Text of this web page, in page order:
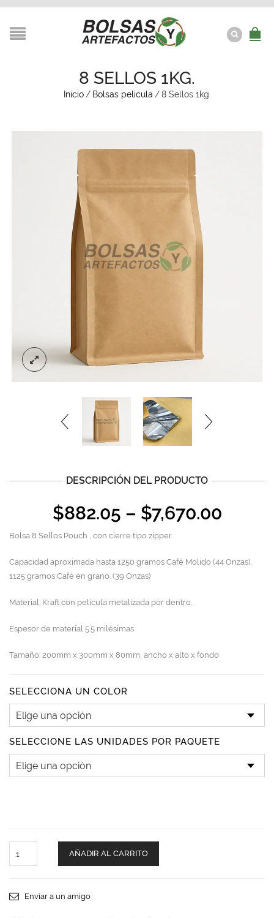
8 SELLOS 1KG.
Inicio / Bolsas pelicula / 8 Sellos 1kg.
DESCRIPCIÓN DEL PRODUCTO
$882.05 – $7,670.00
Bolsa 8 Sellos Pouch , con cierre tipo zipper.
Capacidad aproximada hasta 1250 gramos Café Molido (44 Onzas),
1125 gramos Café en grano. (39 Onzas)
Material: Kraft con película metalizada por dentro.
Espesor de material 5.5 milésimas
Tamaño: 200mm x 300mm x 80mm, ancho x alto x fondo
SELECCIONA UN COLOR
SELECCIONE LAS UNIDADES POR PAQUETE
Sellos
AÑADIR AL CARRITO
Enviar a un amigo